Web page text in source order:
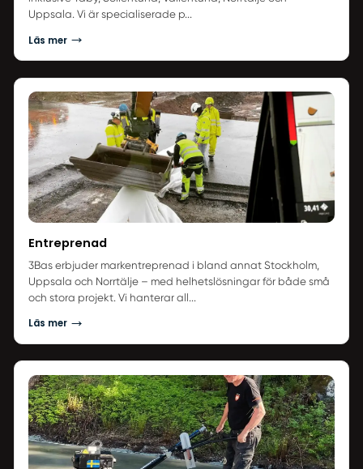
Uppsala. Vi är specialiserade p...
Läs mer
Entreprenad
3Bas erbjuder markentreprenad i bland annat Stockholm,
Uppsala och Norrtälje – med helhetslösningar för både små
och stora projekt. Vi hanterar all...
Läs mer